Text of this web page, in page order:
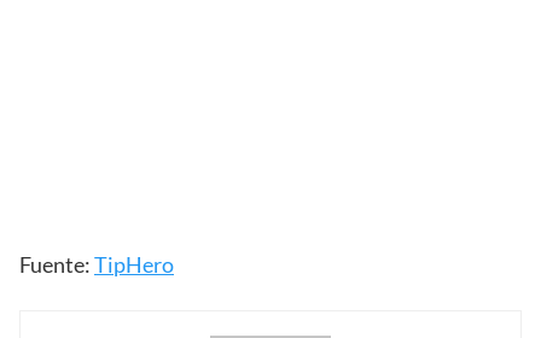
Fuente:TipHero